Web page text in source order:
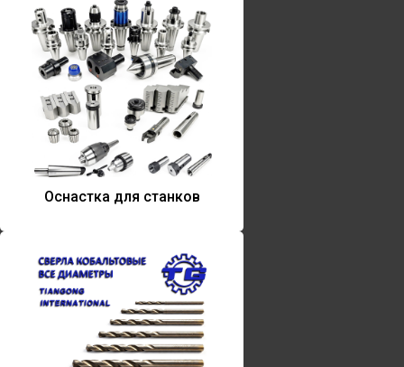
Оснастка для станков